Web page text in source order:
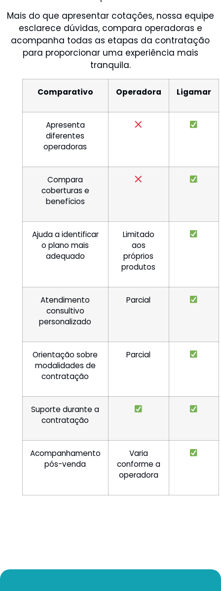
Mais do que apresentar cotações, nossa equipe
esclarece dúvidas, compara operadoras e
acompanha todas as etapas da contratação
para proporcionar uma experiência mais
tranquila.
Comparativo Operadora Ligamar
Apresenta
diferentes
operadoras
Compara
coberturas e
benefícios
Ajuda a identificar
o plano mais
adequado
Limitado
aos
próprios
produtos
Atendimento
consultivo
personalizado
Parcial
Orientação sobre
modalidades de
contratação
Parcial
Suporte durante a
contratação
Acompanhamento
pós-venda
Varia
conforme a
operadora